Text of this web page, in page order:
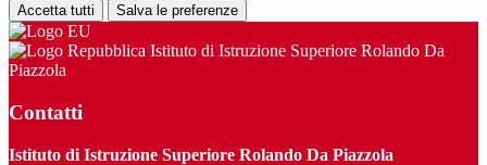
Accetta tutti Salva le preferenze
Istituto di Istruzione Superiore Rolando Da
Piazzola
Contatti
Istituto di Istruzione Superiore Rolando Da Piazzola